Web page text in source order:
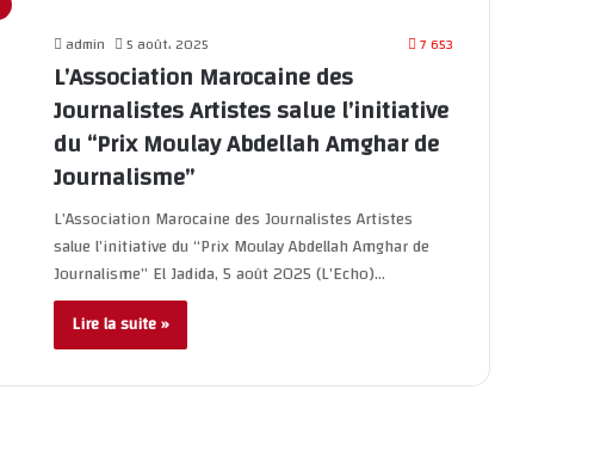
admin 5 août، 2025 7 653
L’Association Marocaine des
Journalistes Artistes salue l’initiative
du “Prix Moulay Abdellah Amghar de
Journalisme”
L’Association Marocaine des Journalistes Artistes
salue l’initiative du “Prix Moulay Abdellah Amghar de
Journalisme” El Jadida, 5 août 2025 (L’Echo)…
Lire la suite »